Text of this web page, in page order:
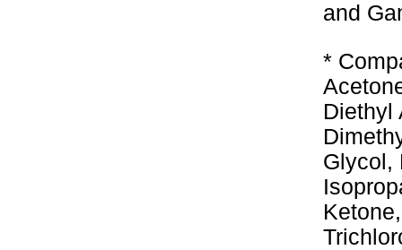
and
*
Diethyl
Glycol,